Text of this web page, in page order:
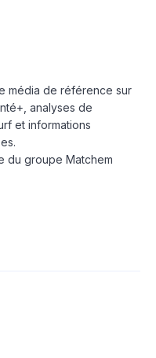
média de référence sur
analyses de
et informations
du groupe Matchem